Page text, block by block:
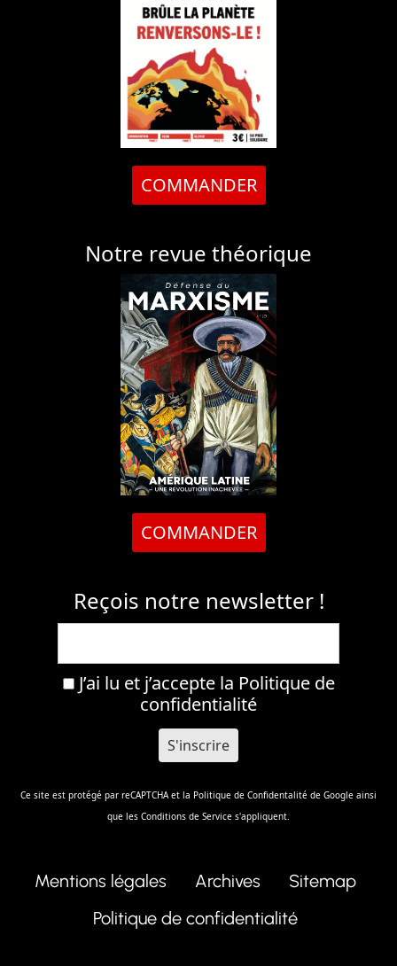
COMMANDER
Notre revue théorique
COMMANDER
Reçois notre newsletter !
J’ai lu et j’accepte la Politique de
confidentialité
Ce site est protégé par reCAPTCHA et la Politique de Confidentalité de Google ainsi
que les Conditions de Service s'appliquent.
Mentions légales Archives
Sitemap
Politique de confidentialité